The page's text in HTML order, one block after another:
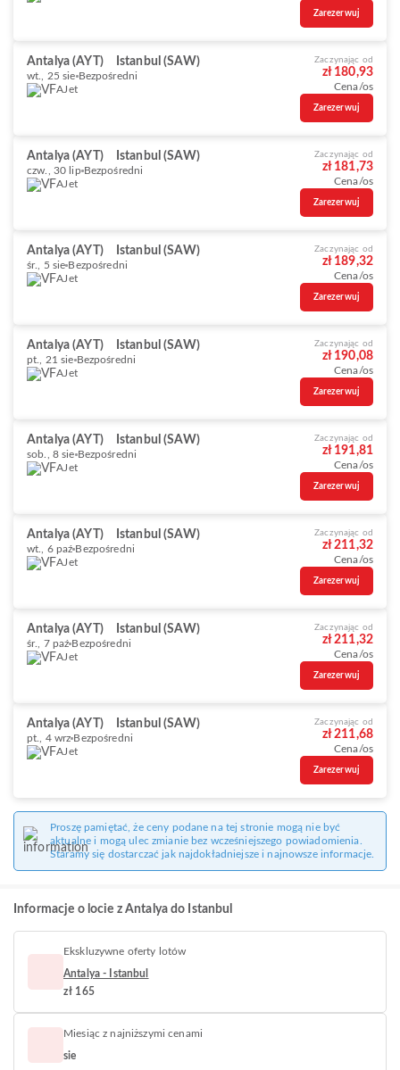
Zarezerwuj
Antalya (AYT) Istanbul (SAW)
wt., 25 sie Bezpośredni
AJet
Zaczynając od
zł 180,93
Cena/os
Zarezerwuj
Antalya (AYT) Istanbul (SAW)
czw., 30 lip Bezpośredni
AJet
Zaczynając od
zł 181,73
Cena/os
Zarezerwuj
Antalya (AYT) Istanbul (SAW)
śr., 5 sie Bezpośredni
AJet
Zaczynając od
zł 189,32
Cena/os
Zarezerwuj
Antalya (AYT) Istanbul (SAW)
pt., 21 sie Bezpośredni
AJet
Zaczynając od
zł 190,08
Cena/os
Zarezerwuj
Antalya (AYT) Istanbul (SAW)
sob., 8 sie Bezpośredni
AJet
Zaczynając od
zł 191,81
Cena/os
Zarezerwuj
Antalya (AYT) Istanbul (SAW)
wt., 6 paź Bezpośredni
AJet
Zaczynając od
zł 211,32
Cena/os
Zarezerwuj
Antalya (AYT) Istanbul (SAW)
śr., 7 paź Bezpośredni
AJet
Zaczynając od
zł 211,32
Cena/os
Zarezerwuj
Antalya (AYT) Istanbul (SAW)
pt., 4 wrz Bezpośredni
AJet
Zaczynając od
zł 211,68
Cena/os
Zarezerwuj
Proszę pamiętać, że ceny podane na tej stronie mogą nie być
aktualne i mogą ulec zmianie bez wcześniejszego powiadomienia.
Staramy się dostarczać jak najdokładniejsze i najnowsze informacje.
Informacje o locie z Antalya do Istanbul
Ekskluzywne oferty lotów
Antalya - Istanbul
zł 165
Miesiąc z najniższymi cenami
sie